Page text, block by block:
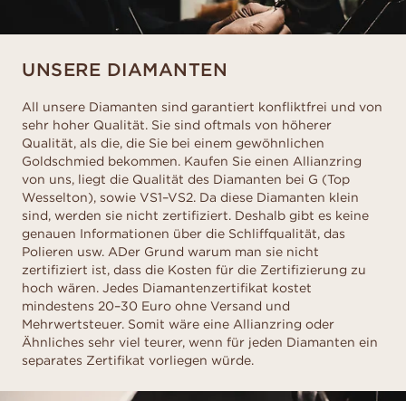
UNSERE DIAMANTEN
All unsere Diamanten sind garantiert konfliktfrei und von
sehr hoher Qualität. Sie sind oftmals von höherer
Qualität, als die, die Sie bei einem gewöhnlichen
Goldschmied bekommen. Kaufen Sie einen Allianzring
von uns, liegt die Qualität des Diamanten bei G (Top
Wesselton), sowie VS1–VS2. Da diese Diamanten klein
sind, werden sie nicht zertifiziert. Deshalb gibt es keine
genauen Informationen über die Schliffqualität, das
Polieren usw. ADer Grund warum man sie nicht
zertifiziert ist, dass die Kosten für die Zertifizierung zu
hoch wären. Jedes Diamantenzertifikat kostet
mindestens 20–30 Euro ohne Versand und
Mehrwertsteuer. Somit wäre eine Allianzring oder
Ähnliches sehr viel teurer, wenn für jeden Diamanten ein
separates Zertifikat vorliegen würde.